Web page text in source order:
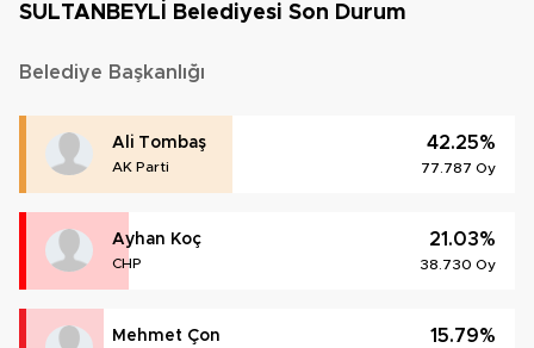
SULTANBEYLİ Belediyesi Son Durum
Belediye Başkanlığı
Ali Tombaş
AK Parti
42.25%
77.787 Oy
Ayhan Koç
CHP
21.03%
38.730 Oy
Mehmet Çon 15.79%